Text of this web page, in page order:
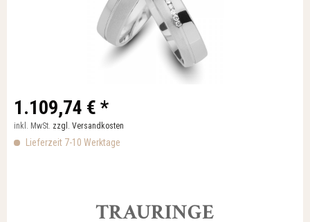
1.109,74 € *
inkl. MwSt. zzgl. Versandkosten
Lieferzeit 7-10 Werktage
TRAURINGE